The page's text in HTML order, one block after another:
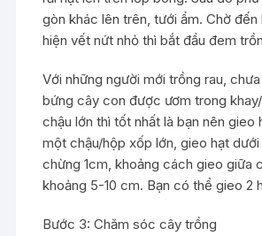
gòn khác lên trên, tưới ẩm. Chờ đến
hiện vết nứt nhỏ thì bắt đầu đem
Với những người mới trồng rau,
bứng cây con được ươm trong
chậu lớn thì tốt nhất là bạn nên gieo
một chậu/hộp xốp lớn, gieo hạt
chừng 1cm, khoảng cách gieo giữa
khoảng 5-10 cm. Bạn có thể gieo 2
Bước 3: Chăm sóc cây trồng